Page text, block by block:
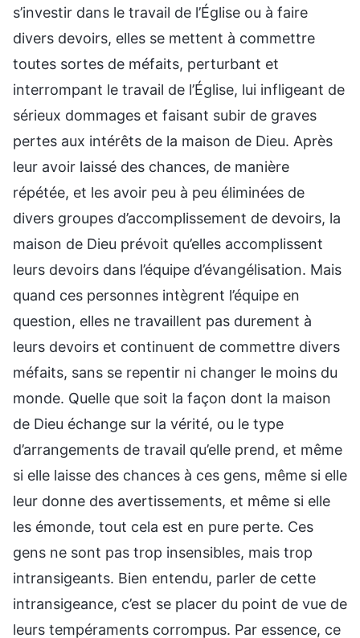
s’investir dans le travail de l’Église ou à faire
divers devoirs, elles se mettent à commettre
toutes sortes de méfaits, perturbant et
interrompant le travail de l’Église, lui infligeant de
sérieux dommages et faisant subir de graves
pertes aux intérêts de la maison de Dieu. Après
leur avoir laissé des chances, de manière
répétée, et les avoir peu à peu éliminées de
divers groupes d’accomplissement de devoirs, la
maison de Dieu prévoit qu’elles accomplissent
leurs devoirs dans l’équipe d’évangélisation. Mais
quand ces personnes intègrent l’équipe en
question, elles ne travaillent pas durement à
leurs devoirs et continuent de commettre divers
méfaits, sans se repentir ni changer le moins du
monde. Quelle que soit la façon dont la maison
de Dieu échange sur la vérité, ou le type
d’arrangements de travail qu’elle prend, et même
si elle laisse des chances à ces gens, même si elle
leur donne des avertissements, et même si elle
les émonde, tout cela est en pure perte. Ces
gens ne sont pas trop insensibles, mais trop
intransigeants. Bien entendu, parler de cette
intransigeance, c’est se placer du point de vue de
leurs tempéraments corrompus. Par essence, ce